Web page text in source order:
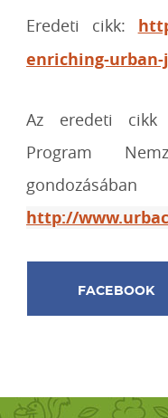
Eredeti cikk:
enriching-urban-
Az eredeti cikk
Program
http://
FACEBOOK